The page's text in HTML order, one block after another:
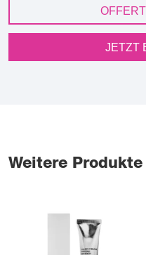
JETZT
Weitere Produkte